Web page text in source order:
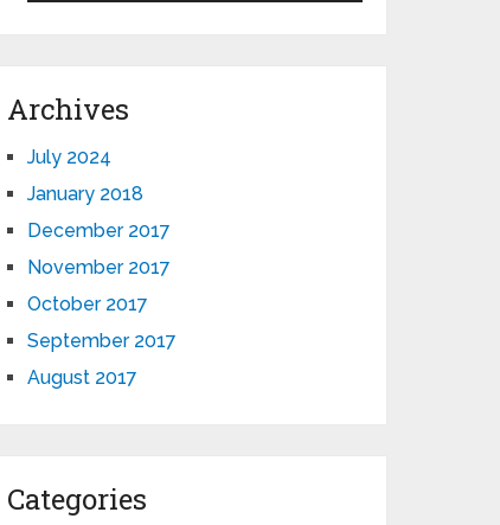
Archives
July 2024
January 2018
December 2017
November 2017
October 2017
September 2017
August 2017
Categories